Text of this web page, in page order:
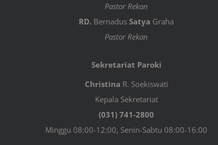
Pastor Rekan
RD. BernadusSatya Graha
Pastor Rekan
Sekretariat Paroki
Christina R. Soekiswati
Kepala Sekretariat
(031) 741-2800
Minggu 08:00-12:00, Senin-Sabtu 08:00-16:00